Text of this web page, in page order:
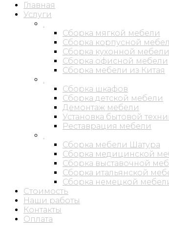
Главная
Услуги
.
Сборка мягкой мебели
Сборка корпусной
Сборка кухонной мебели
Сборка офисной мебели
Сборка мебели из Китая
.
Сборка шкафов
Сборка детской мебели
Демонтаж мебели
Установка бытовой
Реставрация мебели
.
Сборка мебели Шатура
Сборка медицинской
Сборка выставочной
Сборка итальянской
Сборка немецкой
Стоимость
Наши работы
Контакты
Оплата